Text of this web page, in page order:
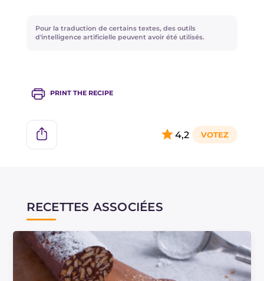
noisettes, vous pouvez les omettre ou les
remplacer par des céréales pour conserver le
Pour la traduction de certains textes, des outils
d'intelligence artificielle peuvent avoir été utilisés.
PRINT THE RECIPE
4,2
RECETTES ASSOCIÉES